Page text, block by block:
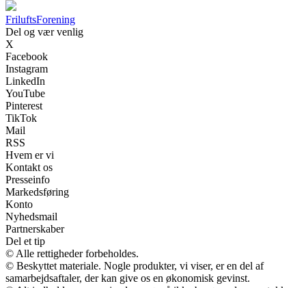
FriluftsForening
Del og vær venlig
X
Facebook
Instagram
LinkedIn
YouTube
Pinterest
TikTok
Mail
RSS
Hvem er vi
Kontakt os
Presseinfo
Markedsføring
Konto
Nyhedsmail
Partnerskaber
Del et tip
© Alle rettigheder forbeholdes.
© Beskyttet materiale. Nogle produkter, vi viser, er en del af
samarbejdsaftaler, der kan give os en økonomisk gevinst.